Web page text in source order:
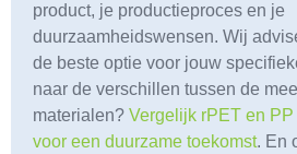
product, je productieproces en je
duurzaamheidswensen. Wij
de beste optie voor jouw
naar de verschillen tussen de
materialen? Vergelijk rPET en
voor een duurzame toekomst. En